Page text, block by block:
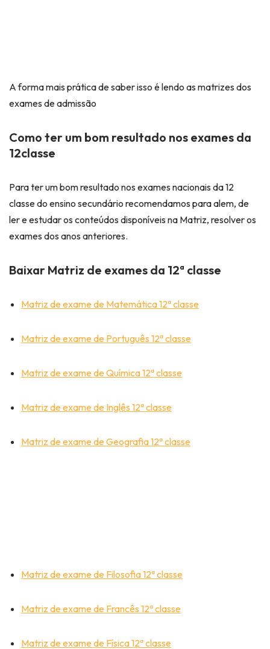
A forma mais prática de saber isso é lendo as matrizes dos
exames de admissão
Como ter um bom resultado nos exames da
12classe
Para ter um bom resultado nos exames nacionais da 12
classe do ensino secundário recomendamos para alem, de
ler e estudar os conteúdos disponíveis na Matriz, resolver os
exames dos anos anteriores.
Baixar Matriz de exames da 12ª classe
Matriz de exame de Matemática 12ª classe
Matriz de exame de Português 12ª classe
Matriz de exame de Química 12ª classe
Matriz de exame de Inglês 12ª classe
Matriz de exame de Geografia 12ª classe
Matriz de exame de Filosofia 12ª classe
Matriz de exame de Francês 12ª classe
Matriz de exame de Física 12ª classe